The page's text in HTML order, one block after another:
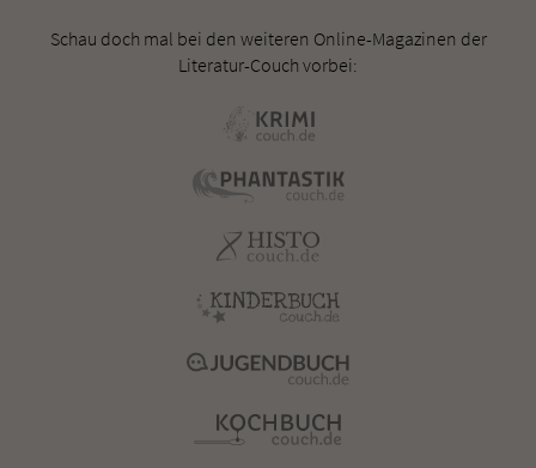
Schau doch mal bei den weiteren Online-Magazinen der
Literatur-Couch vorbei: